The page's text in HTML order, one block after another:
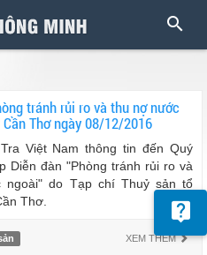
tránh rủi ro và thu nợ nước
Cần Thơ ngày 08/12/2016
Việt Nam thông tin đến Quý
Diễn đàn "Phòng tránh rủi ro và
ngoài" do Tạp chí Thuỷ sản tổ
Thơ.
XEM THÊM